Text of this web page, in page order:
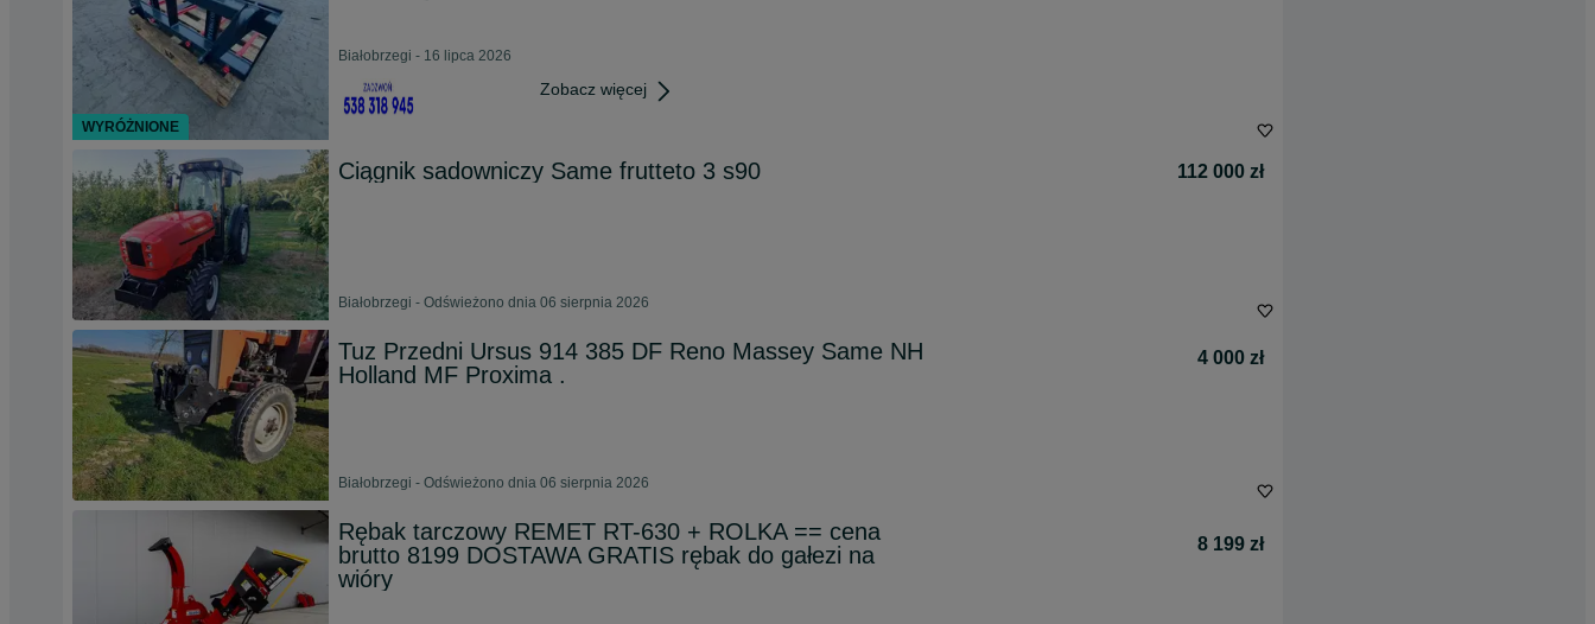
Białobrzegi - 16 lipca 2026
Zobacz więcej
Ciągnik sadowniczy Same frutteto 3 s90 112 000 zł
Białobrzegi - Odświeżono dnia 06 sierpnia 2026
Tuz Przedni Ursus 914 385 DF Reno Massey Same NH
Holland MF Proxima .
4 000 zł
Białobrzegi - Odświeżono dnia 06 sierpnia 2026
Rębak tarczowy REMET RT-630 + ROLKA == cena
brutto 8199 DOSTAWA GRATIS rębak do gałezi na
wióry
8 199 zł
WYRÓŻNIONE